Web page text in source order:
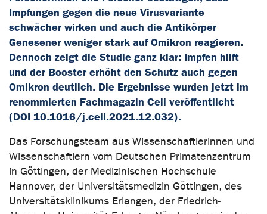
Impfungen gegen die neue Virusvariante
schwächer wirken und auch die Antikörper
Genesener weniger stark auf Omikron reagieren.
Dennoch zeigt die Studie ganz klar: Impfen hilft
und der Booster erhöht den Schutz auch gegen
Omikron deutlich. Die Ergebnisse wurden jetzt im
renommierten Fachmagazin Cell veröffentlicht
(DOI 10.1016/j.cell.2021.12.032).
Das Forschungsteam aus Wissenschaftlerinnen und
Wissenschaftlern vom Deutschen Primatenzentrum
in Göttingen, der Medizinischen Hochschule
Hannover, der Universitätsmedizin Göttingen, des
Universitätsklinikums Erlangen, der Friedrich-